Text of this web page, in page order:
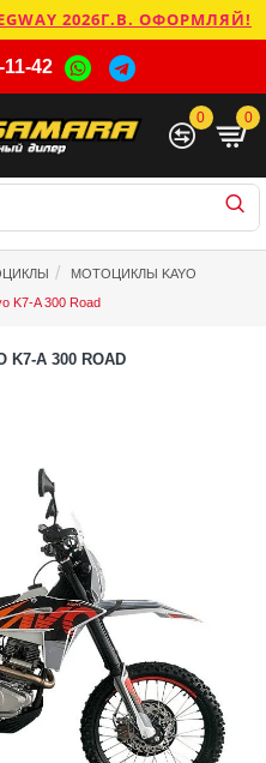
2026Г.В. ОФОРМЛЯЙ!
11-42
0 0
МОТОЦИКЛЫ KAYO
K7-A 300 Road
A 300 ROAD